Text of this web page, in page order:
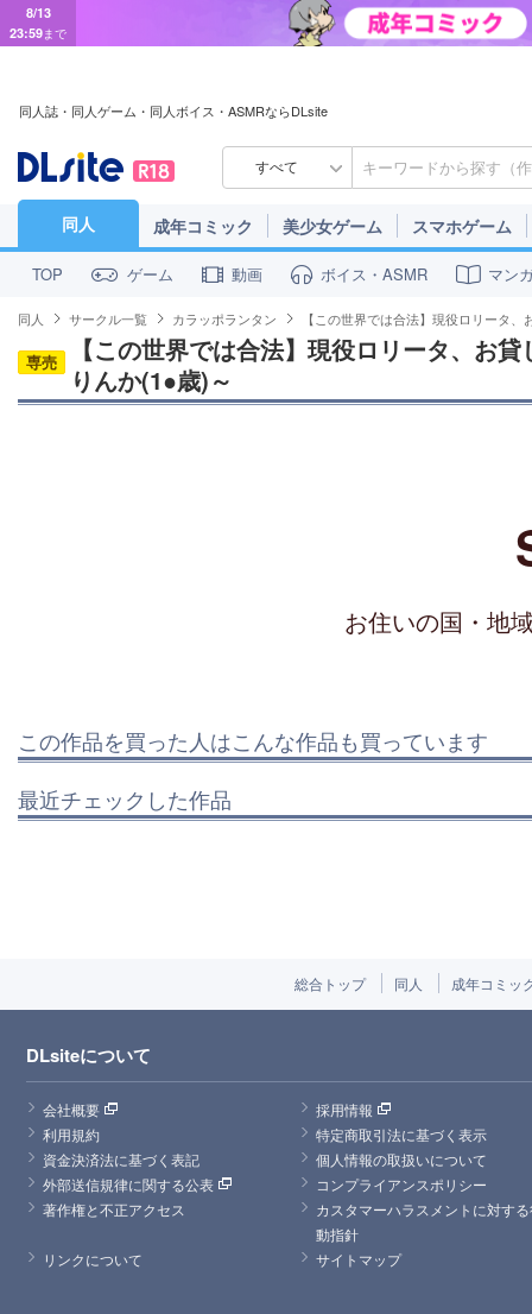
8/13
23:59まで
同人誌・同人ゲーム・同人ボイス・ASMRならDLsite
すべて
同人 成年コミック 美少女ゲーム スマホゲーム
TOP ゲーム 動画 ボイス・ASMR マン
同人 サークル一覧 カラッポランタン 【この世界では合法】現役ロリータ
専売
【この世界では合法】現役ロリータ、お
りんか(1●歳)～
お住いの国・地
この作品を買った人はこんな作品も買っています
最近チェックした作品
総合トップ 同人 成年コミッ
DLsiteについて
会社概要
採用情報
利用規約
特定商取引法に基づく表示
資金決済法に基づく表記
個人情報の取扱いについて
外部送信規律に関する公表
コンプライアンスポリシー
著作権と不正アクセス
カスタマーハラスメントに対す
動指針
リンクについて
サイトマップ